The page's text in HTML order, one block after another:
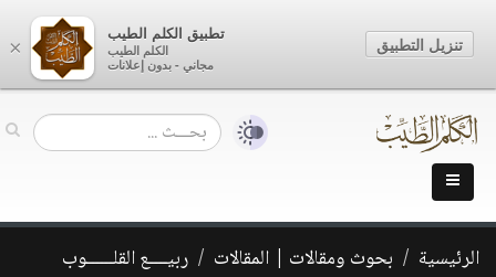
الرئيسية بحوث ومقالات | المقالات
ربيــــع القلــــــوب
×
تطبيق الكلم الطيب
الكلم الطيب
مجاني - بدون إعلانات
تنزيل التطبيق